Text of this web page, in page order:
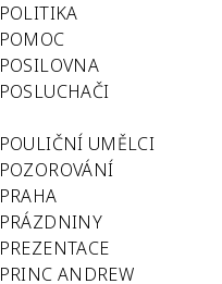
POLITIKA
POMOC
POSILOVNA
POSLUCHAČI
POULIČNÍ UMĚLCI
POZOROVÁNÍ
PRAHA
PRÁZDNINY
PREZENTACE
PRINC ANDREW